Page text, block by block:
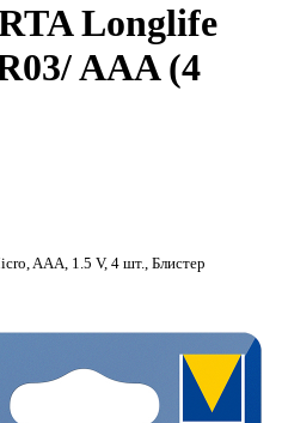
Longlife
AAA (4
AAA, 1.5 V, 4 шт., Блистер